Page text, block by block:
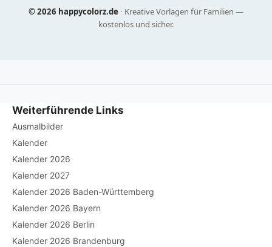
©2026 happycolorz.de · Kreative Vorlagen für Familien —
kostenlos und sicher.
Weiterführende Links
Ausmalbilder
Kalender
Kalender 2026
Kalender 2027
Kalender 2026 Baden-Württemberg
Kalender 2026 Bayern
Kalender 2026 Berlin
Kalender 2026 Brandenburg